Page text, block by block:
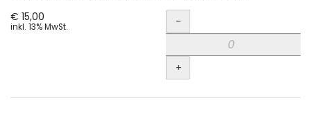
€ 15,00
inkl. 13% MwSt. Menge
-
+